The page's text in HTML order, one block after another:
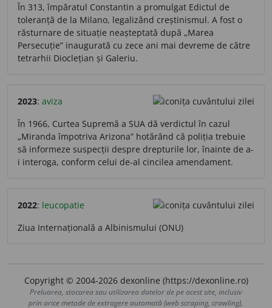
În 313, împăratul Constantin a promulgat Edictul de
toleranță de la Milano, legalizând creștinismul. A fost o
răsturnare de situație neașteptată după „Marea
Persecuție” inaugurată cu zece ani mai devreme de către
tetrarhii Dioclețian și Galeriu.
2023: aviza
În 1966, Curtea Supremă a SUA dă verdictul în cazul
„Miranda împotriva Arizona” hotărând că poliția trebuie
să informeze suspecții despre drepturile lor, înainte de a-
i interoga, conform celui de-al cincilea amendament.
2022: leucopatie
Ziua Internațională a Albinismului (ONU)
Copyright © 2004-2026 dexonline (https://dexonline.ro)
Preluarea, stocarea sau utilizarea datelor de pe acest site, inclusiv
prin orice metode de extragere automată (web scraping, crawling),